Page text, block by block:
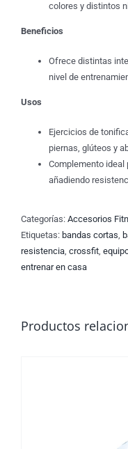
colores y distintos
Beneficios
Ofrece distintas
nivel de
Usos
Ejercicios de
piernas, glúteos y
Complemento ideal
añadiendo
Categorías: Accesorios
Etiquetas: bandas cortas,
resistencia, crossfit,
entrenar en casa
Productos